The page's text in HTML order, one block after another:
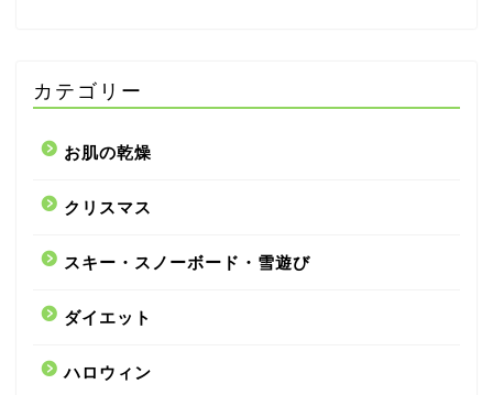
カテゴリー
お肌の乾燥
クリスマス
スキー・スノーボード・雪遊び
ダイエット
ハロウィン